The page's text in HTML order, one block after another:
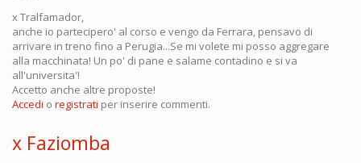
x Tralfamador,
anche io partecipero' al corso e vengo da Ferrara, pensavo di
arrivare in treno fino a Perugia...Se mi volete mi posso aggregare
alla macchinata! Un po' di pane e salame contadino e si va
all'universita'!
Accetto anche altre proposte!
Accedi o registrati per inserire commenti.
x Faziomba